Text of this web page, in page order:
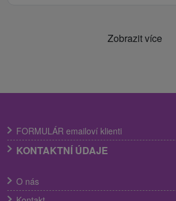
Zobrazit více
FORMULÁR emailoví klienti
KONTAKTNÍ ÚDAJE
O nás